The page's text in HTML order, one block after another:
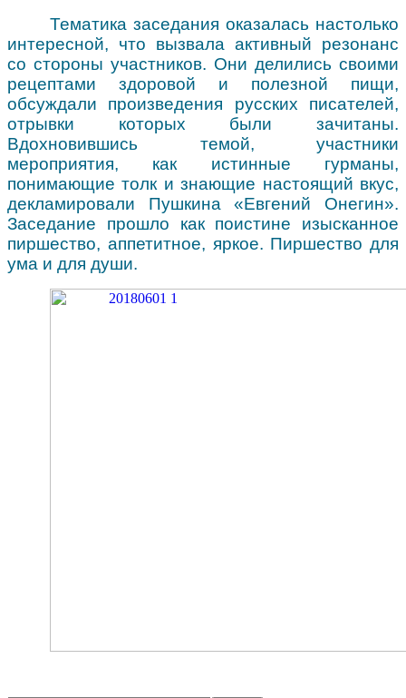
Тематика заседания оказалась настолько
интересной, что вызвала активный резонанс
со стороны участников. Они делились своими
рецептами здоровой и полезной пищи,
обсуждали произведения русских писателей,
отрывки которых были зачитаны.
Вдохновившись темой, участники
мероприятия, как истинные гурманы,
понимающие толк и знающие настоящий вкус,
декламировали Пушкина «Евгений Онегин».
Заседание прошло как поистине изысканное
пиршество, аппетитное, яркое. Пиршество для
ума и для души.